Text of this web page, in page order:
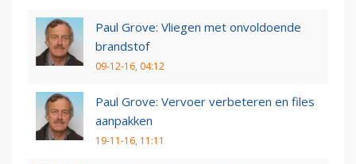
Paul Grove: Vliegen met onvoldoende
brandstof
09-12-16, 04:12
Paul Grove: Vervoer verbeteren en files
aanpakken
19-11-16, 11:11